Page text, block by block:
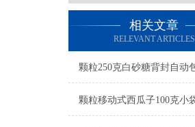
相关文章
RELEVANT ARTICLES